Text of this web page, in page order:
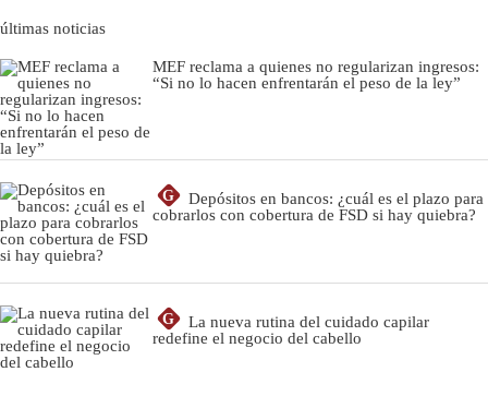
últimas noticias
MEF reclama a quienes no regularizan ingresos:
“Si no lo hacen enfrentarán el peso de la ley”
G
Depósitos en bancos: ¿cuál es el plazo para
cobrarlos con cobertura de FSD si hay quiebra?
G
La nueva rutina del cuidado capilar
redefine el negocio del cabello